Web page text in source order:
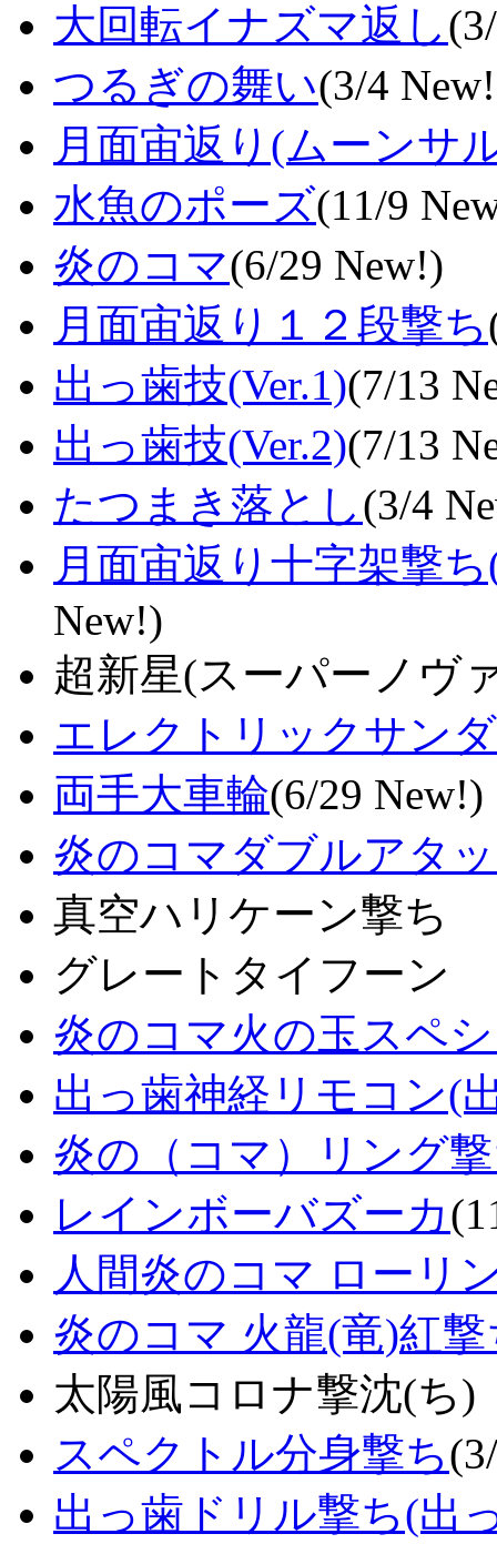
大回転イナズマ返し
つるぎの舞い(3/4
月面宙返り(ムーンサ
水魚のポーズ(11/9
炎のコマ(6/29 New!)
月面宙返り１２段撃ち
出っ歯技(Ver.1)(7/13
出っ歯技(Ver.2)(7/13
たつまき落とし(3/4
月面宙返り十字架撃
New!)
超新星(スーパーノヴ
エレクトリックサン
両手大車輪(6/29 New!)
炎のコマダブルアタ
真空ハリケーン撃ち
グレートタイフーン
炎のコマ火の玉スペ
出っ歯神経リモコン(
炎の（コマ）リング
レインボーバズーカ
人間炎のコマ ローリ
炎のコマ 火龍(竜)紅撃
太陽風コロナ撃沈(ち)
スペクトル分身撃ち
出っ歯ドリル撃ち(出